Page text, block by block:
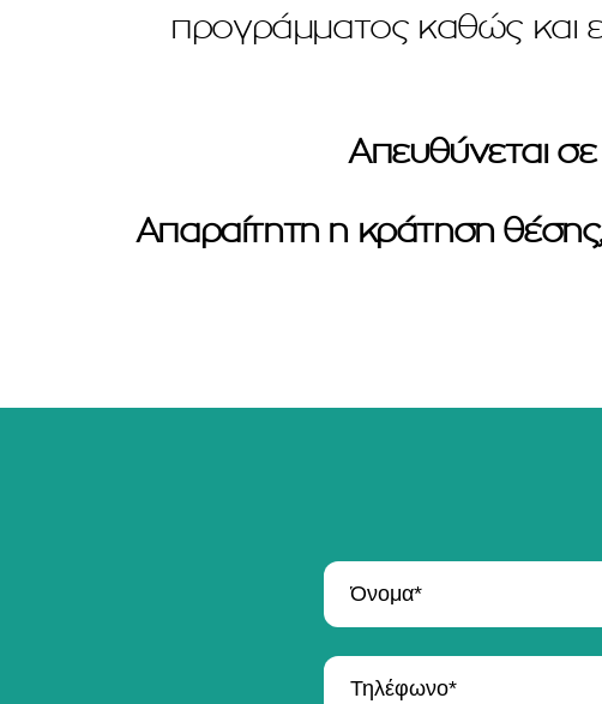
προγράμματος καθώς και
Απευθύνεται σε
Απαραίτητη η κράτηση